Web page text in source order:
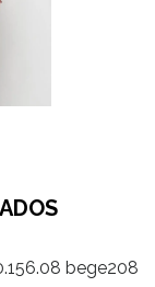
bege208